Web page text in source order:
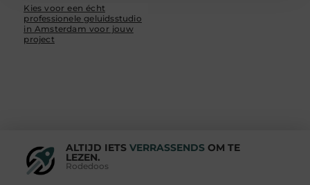
Kies voor een écht
professionele geluidsstudio
in Amsterdam voor jouw
project
ALTIJD IETS VERRASSENDSOM TE
LEZEN.
Rodedoos